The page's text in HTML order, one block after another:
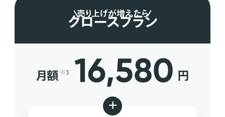
売り上げが増えたら
グロースプラン
月額 ※3 16,580 円
+